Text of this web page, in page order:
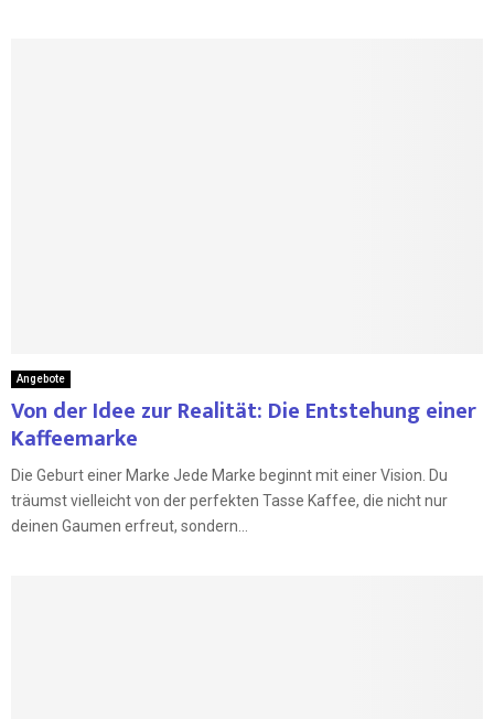
Angebote
Von der Idee zur Realität: Die Entstehung einer
Kaffeemarke
Die Geburt einer Marke Jede Marke beginnt mit einer Vision. Du
träumst vielleicht von der perfekten Tasse Kaffee, die nicht nur
deinen Gaumen erfreut, sondern...